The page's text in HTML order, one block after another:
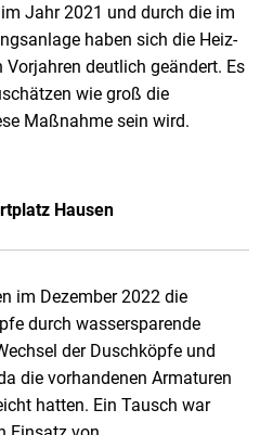
Jahr 2021 und durch die im
haben sich die Heiz-
Vorjahren deutlich geändert. Es
wie groß die
Maßnahme sein wird.
Hausen
im Dezember 2022 die
durch wassersparende
der Duschköpfe und
die vorhandenen Armaturen
hatten. Ein Tausch war